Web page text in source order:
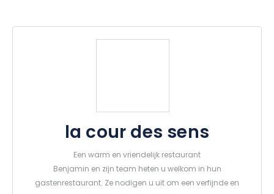
la cour des sens
Een warm en vriendelijk restaurant
Benjamin en zijn team heten u welkom in hun
gastenrestaurant. Ze nodigen u uit om een verfijnde en